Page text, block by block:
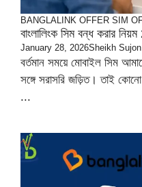
BANGLALINK OFFER SIM
বাংলালিংক সিম বন্ধ করার
January 28, 2026Sheikh Sujon
বর্তমান সময়ে মোবাইল সিম
সঙ্গে সরাসরি জড়িত। তাই কোনো
...